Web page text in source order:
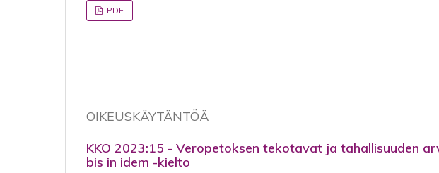
PDF
OIKEUSKÄYTÄNTÖÄ
KKO 2023:15 - Veropetoksen tekotavat ja tahallisuuden
bis in idem -kielto